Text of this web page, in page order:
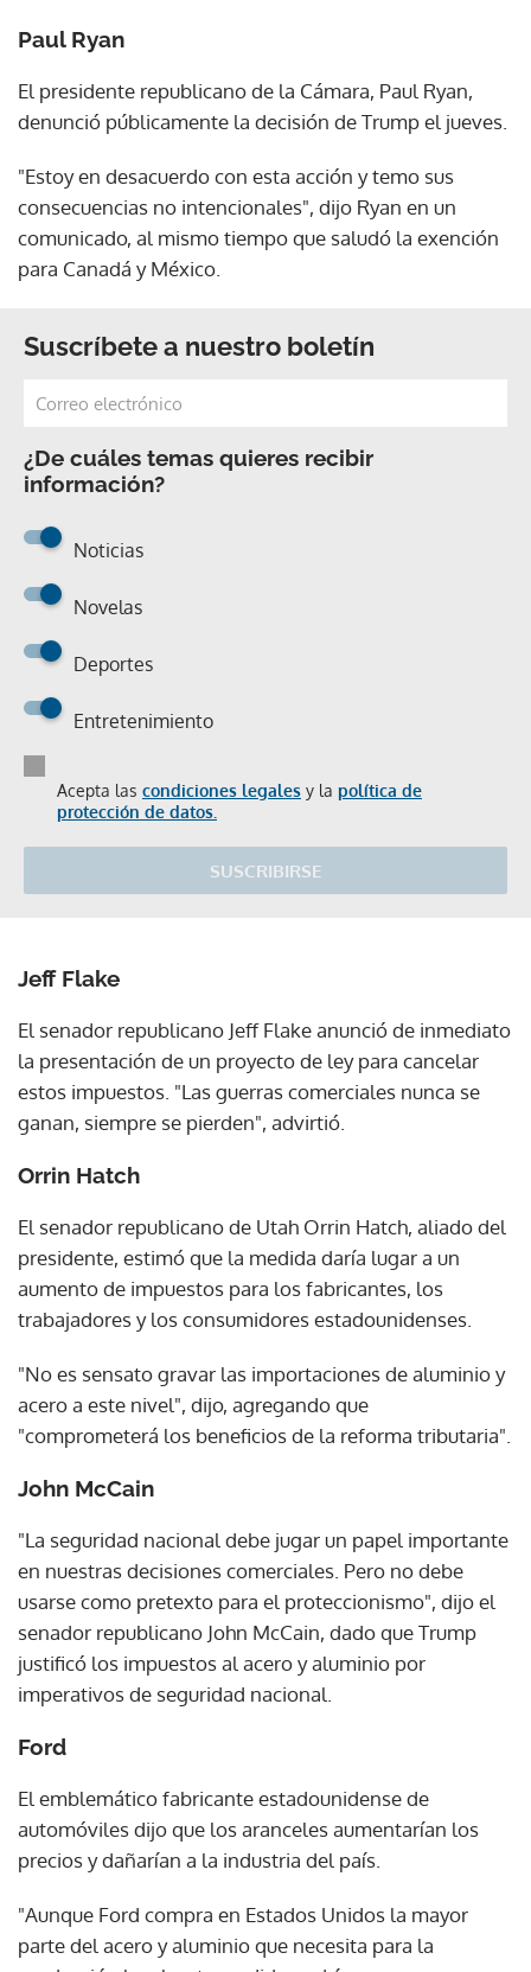
Paul Ryan
El presidente republicano de la Cámara, Paul Ryan,
denunció públicamente la decisión de Trump el jueves.
"Estoy en desacuerdo con esta acción y temo sus
consecuencias no intencionales", dijo Ryan en un
comunicado, al mismo tiempo que saludó la exención
para Canadá y México.
Suscríbete a nuestro boletín
¿De cuáles temas quieres recibir
información?
Noticias
Novelas
Deportes
Entretenimiento
Acepta las condiciones legales y la política de
protección de datos.
SUSCRIBIRSE
Jeff Flake
El senador republicano Jeff Flake anunció de inmediato
la presentación de un proyecto de ley para cancelar
estos impuestos. "Las guerras comerciales nunca se
ganan, siempre se pierden", advirtió.
Orrin Hatch
El senador republicano de Utah Orrin Hatch, aliado del
presidente, estimó que la medida daría lugar a un
aumento de impuestos para los fabricantes, los
trabajadores y los consumidores estadounidenses.
"No es sensato gravar las importaciones de aluminio y
acero a este nivel", dijo, agregando que
"comprometerá los beneficios de la reforma tributaria".
John McCain
"La seguridad nacional debe jugar un papel importante
en nuestras decisiones comerciales. Pero no debe
usarse como pretexto para el proteccionismo", dijo el
senador republicano John McCain, dado que Trump
justificó los impuestos al acero y aluminio por
imperativos de seguridad nacional.
Ford
El emblemático fabricante estadounidense de
automóviles dijo que los aranceles aumentarían los
precios y dañarían a la industria del país.
"Aunque Ford compra en Estados Unidos la mayor
parte del acero y aluminio que necesita para la